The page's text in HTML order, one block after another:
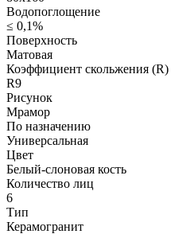
Водопоглощение
≤ 0,1%
Поверхность
Матовая
Коэффициент скольжения (R)
R9
Рисунок
Мрамор
По назначению
Универсальная
Цвет
Белый-слоновая кость
Количество лиц
6
Тип
Керамогранит